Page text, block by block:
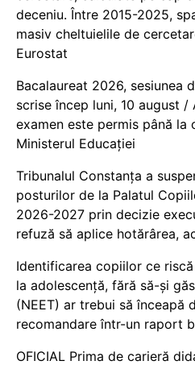
deceniu. Între 2015-2025,
masiv cheltuielile de
Eurostat
Bacalaureat 2026, sesiunea
scrise încep luni, 10 august /
examen este permis până la
Ministerul Educației
Tribunalul Constanța a
posturilor de la Palatul
2026-2027 prin decizie
refuză să aplice hotărârea,
Identificarea copiilor ce
la adolescență, fără să-și
(NEET) ar trebui să înceapă
recomandare într-un raport
OFICIAL Prima de carieră